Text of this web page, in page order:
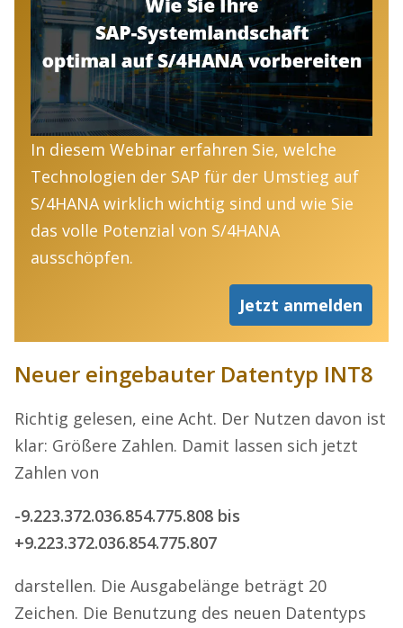
In diesem Webinar erfahren Sie, welche
Technologien der SAP für der Umstieg auf
S/4HANA wirklich wichtig sind und wie Sie
das volle Potenzial von S/4HANA
ausschöpfen.
Jetzt anmelden
Neuer eingebauter Datentyp INT8
Richtig gelesen, eine Acht. Der Nutzen davon ist
klar: Größere Zahlen. Damit lassen sich jetzt
Zahlen von
-9.223.372.036.854.775.808 bis
+9.223.372.036.854.775.807
darstellen. Die Ausgabelänge beträgt 20
Zeichen. Die Benutzung des neuen Datentyps